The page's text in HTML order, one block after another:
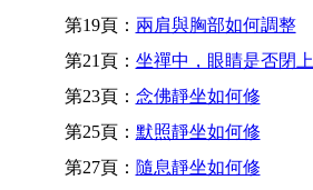
第19頁： 兩肩與胸部如何調整
第21頁： 坐禪中，眼睛是否閉上
第23頁： 念佛靜坐如何修
第25頁： 默照靜坐如何修
第27頁： 隨息靜坐如何修